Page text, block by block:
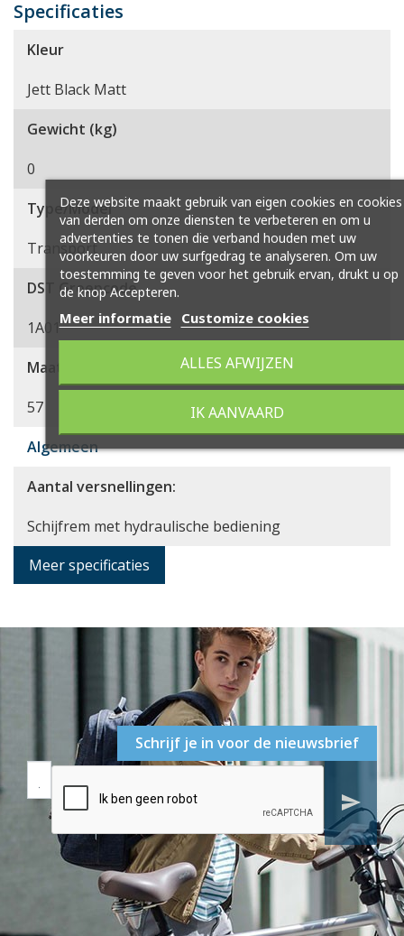
Specificaties
Kleur
Jett Black Matt
Gewicht (kg)
0
Type/Model
Transport
DST Groepcode
1A01
Maat
57
Algemeen
Aantal versnellingen:
Schijfrem met hydraulische bediening
Meer specificaties
Schrijf je in voor de nieuwsbrief
send
Deze website maakt gebruik van eigen cookies en cookies
van derden om onze diensten te verbeteren en om u
advertenties te tonen die verband houden met uw
voorkeuren door uw surfgedrag te analyseren. Om uw
toestemming te geven voor het gebruik ervan, drukt u op
de knop Accepteren.
Meer informatie Customize cookies
ALLES AFWIJZEN
IK AANVAARD